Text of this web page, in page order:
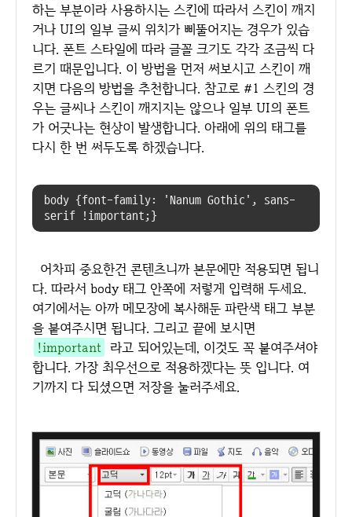
하는 부분이라 사용하시는 스킨에 따라서 스킨이 깨지
거나 UI의 일부 글씨 위치가 삐뚤어지는 경우가 있습
니다. 폰트 스타일에 따라 글꼴 크기도 각각 조금씩 다
르기 때문입니다. 이 방법을 먼저 써보시고 스킨이 깨
지면 다음의 방법을 추천합니다. 참고로 #1 스킨의 경
우는 글씨나 스킨이 깨지지는 않으나 일부 UI의 폰트
가 어긋나는 현상이 발생합니다. 아래에 위의 태그를
다시 한 번 써두도록 하겠습니다.
body {font-family: 'Nanum Gothic', sans-
serif !important;}
어차피 중요한건 콘텐츠니까 본문에만 적용되면 됩니
다. 따라서 body 태그 안쪽에 저렇게 입력해 두세요.
여기에서는 아까 메모장에 복사해둔 파란색 태그 부분
을 붙여주시면 됩니다. 그리고 끝에 보시면
!important 라고 되어있는데, 이것도 꼭 붙여주셔야
합니다. 가장 최우선으로 적용하겠다는 뜻 입니다. 여
기까지 다 되셨으면 저장을 눌러주세요.